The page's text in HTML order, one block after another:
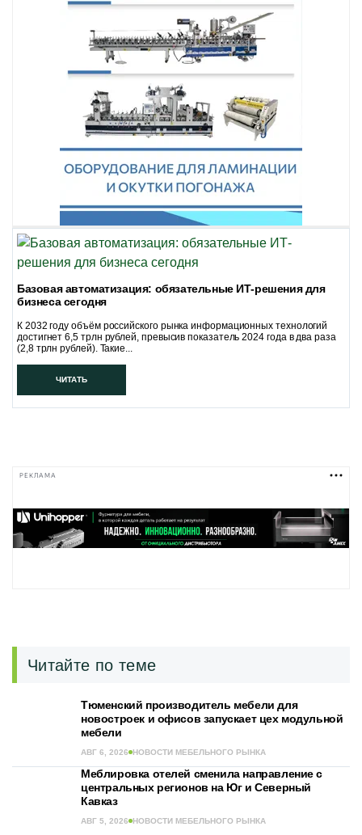
Базовая автоматизация: обязательные ИТ-решения для
бизнеса сегодня
К 2032 году объём российского рынка информационных технологий
достигнет 6,5 трлн рублей, превысив показатель 2024 года в два раза
(2,8 трлн рублей). Такие...
ЧИТАТЬ
РЕКЛАМА
Читайте по теме
Тюменский производитель мебели для
новостроек и офисов запускает цех модульной
мебели
АВГ 6, 2026 НОВОСТИ МЕБЕЛЬНОГО РЫНКА
Меблировка отелей сменила направление с
центральных регионов на Юг и Северный
Кавказ
АВГ 5, 2026 НОВОСТИ МЕБЕЛЬНОГО РЫНКА